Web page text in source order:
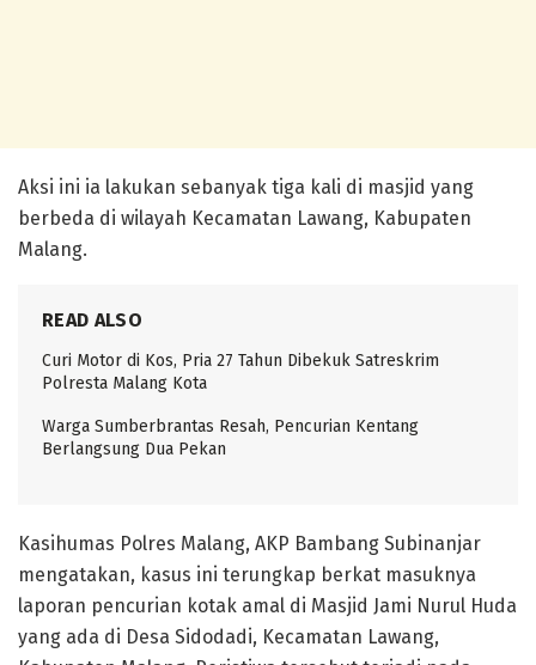
Aksi ini ia lakukan sebanyak tiga kali di masjid yang
berbeda di wilayah Kecamatan Lawang, Kabupaten
Malang.
READ ALSO
Curi Motor di Kos, Pria 27 Tahun Dibekuk Satreskrim
Polresta Malang Kota
Warga Sumberbrantas Resah, Pencurian Kentang
Berlangsung Dua Pekan
Kasihumas Polres Malang, AKP Bambang Subinanjar
mengatakan, kasus ini terungkap berkat masuknya
laporan pencurian kotak amal di Masjid Jami Nurul Huda
yang ada di Desa Sidodadi, Kecamatan Lawang,